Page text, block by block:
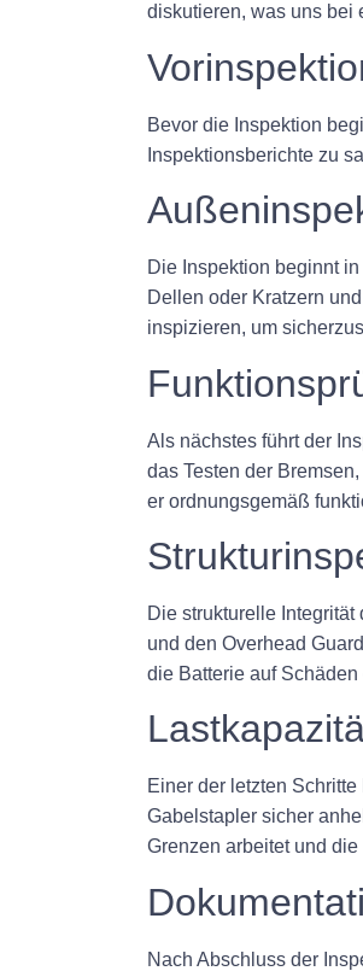
diskutieren, was uns bei
Bevor die Inspektion
Inspektionsberichte zu
Die Inspektion beginnt
Dellen oder Kratzern
inspizieren, um
Als nächstes führt der
das Testen der
er ordnungsgemäß
Die strukturelle
und den Overhead
die Batterie auf
Einer der letzten
Gabelstapler sicher
Grenzen arbeitet und
Nach Abschluss der